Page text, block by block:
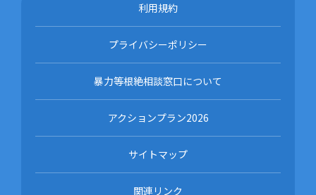
利用規約
プライバシーポリシー
暴力等根絶相談窓口について
アクションプラン2026
サイトマップ
関連リンク